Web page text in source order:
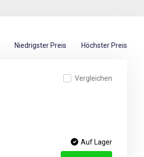
Niedrigster Preis Höchster Preis
Vergleichen
Auf Lager